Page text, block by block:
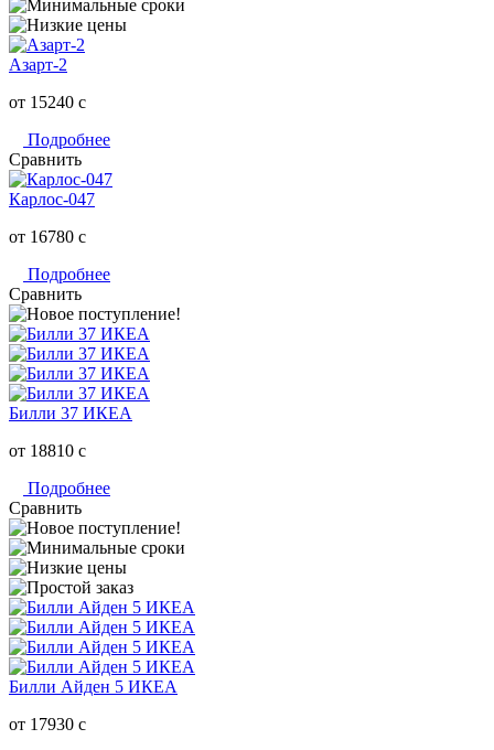
Азарт-2
от 15240 c
Подробнее
Сравнить
Карлос-047
от 16780 c
Подробнее
Сравнить
Билли 37 ИКЕА
от 18810 c
Подробнее
Сравнить
Билли Айден 5 ИКЕА
от 17930 c